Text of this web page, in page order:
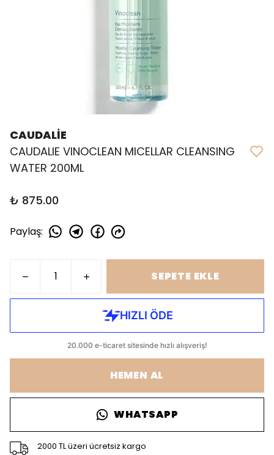
CAUDALİE
CAUDALIE VINOCLEAN MICELLAR CLEANSING
WATER 200ML
₺ 875.00
Paylaş:
SEPETE EKLE
HEMEN AL
WHATSAPP
2000 TL üzeri ücretsiz kargo